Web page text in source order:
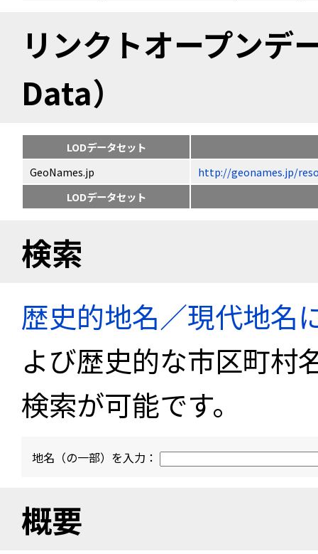
リンクトオープン
Data）
LODデータセット
GeoNames.jp
http://geonames.jp/
LODデータセット
検索
歴史的地名／現代地名
よび歴史的な市区町村
検索が可能です。
地名（の一部）を入力：
概要